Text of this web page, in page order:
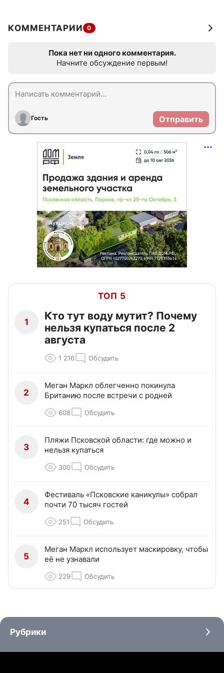
КОММЕНТАРИИ 0
Пока нет ни одного комментария.
Начните обсуждение первым!
Гость Отправить
ТОП 5
1
Кто тут воду мутит? Почему
нельзя купаться после 2
августа
1 216 Обсудить
2
Меган Маркл облегченно покинула
Британию после встречи с родней
608 Обсудить
3
Пляжи Псковской области: где можно и
нельзя купаться
300 Обсудить
4
Фестиваль «Псковские каникулы» собрал
почти 70 тысяч гостей
251 Обсудить
5
Меган Маркл использует маскировку, чтобы
её не узнавали
229 Обсудить
Рубрики